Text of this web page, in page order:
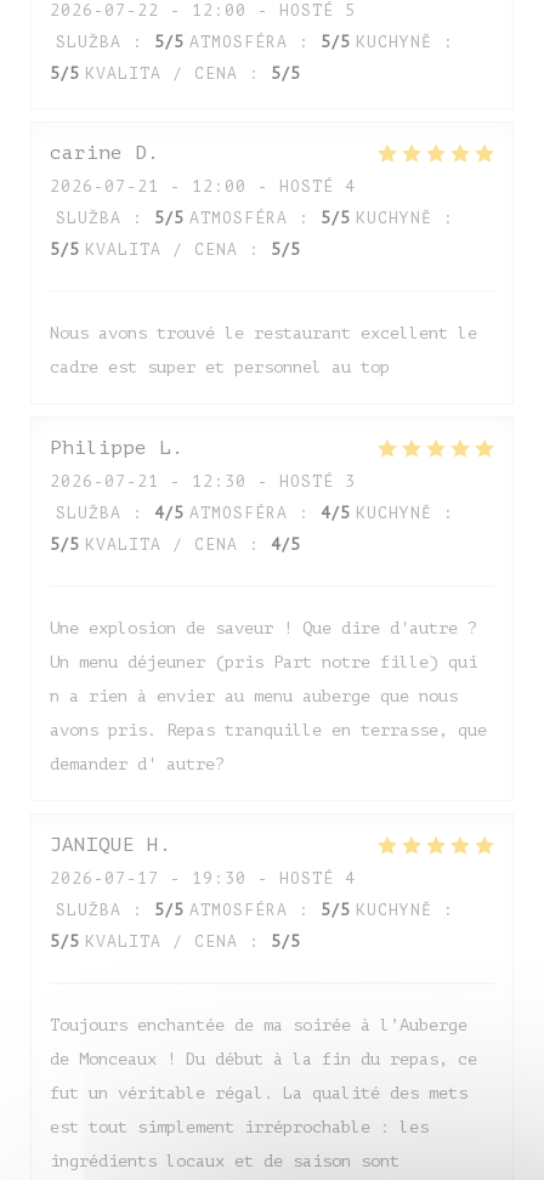
2026-07-22
- 12:00 - HOSTÉ 5
SLUŽBA : 5/5 ATMOSFÉRA : 5/5 KUCHYNĚ
:
5/5 KVALITA / CENA : 5/5
carine D
2026-07-21
- 12:00 - HOSTÉ 4
SLUŽBA : 5/5 ATMOSFÉRA : 5/5 KUCHYNĚ
:
5/5 KVALITA / CENA : 5/5
Nous avons trouvé le restaurant excellent le
cadre est super et personnel au top
Philippe L
2026-07-21
- 12:30 - HOSTÉ 3
SLUŽBA : 4/5 ATMOSFÉRA : 4/5 KUCHYNĚ
:
5/5 KVALITA / CENA : 4/5
Une explosion de saveur ! Que dire d'autre ?
Un menu déjeuner (pris Part notre fille) qui
n a rien à envier au menu auberge que nous
avons pris. Repas tranquille en terrasse, que
demander d' autre?
JANIQUE H
2026-07-17
- 19:30 - HOSTÉ 4
SLUŽBA : 5/5 ATMOSFÉRA : 5/5 KUCHYNĚ
:
5/5 KVALITA / CENA : 5/5
Toujours enchantée de ma soirée à l’Auberge
de Monceaux ! Du début à la fin du repas, ce
fut un véritable régal. La qualité des mets
est tout simplement irréprochable : les
ingrédients locaux et de saison sont
Auberge de Monceaux